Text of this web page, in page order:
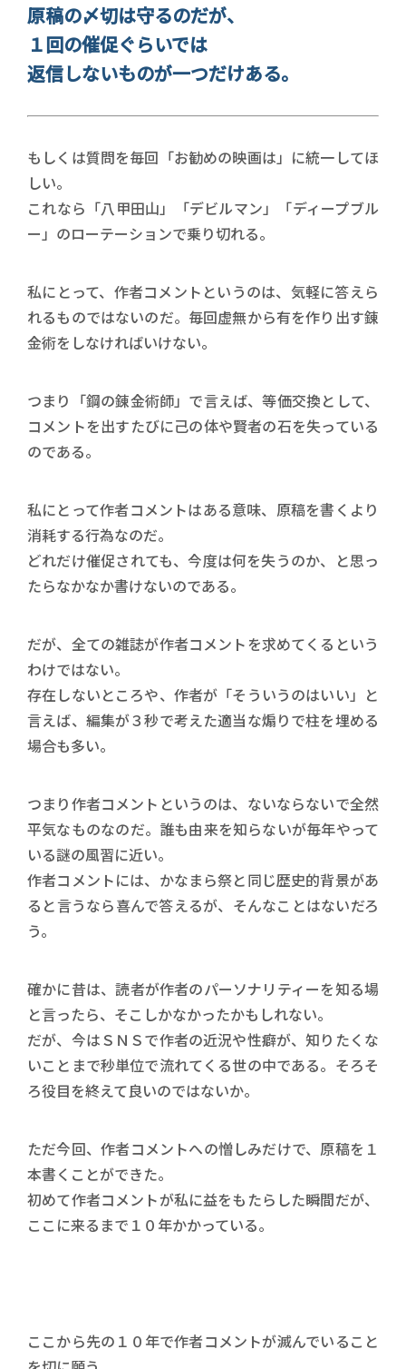
原稿の〆切は守るのだが、
１回の催促ぐらいでは
返信しないものが一つだけある。
もしくは質問を毎回「お勧めの映画は」に統一してほ
しい。
これなら「八甲田山」「デビルマン」「ディープブル
ー」のローテーションで乗り切れる。
私にとって、作者コメントというのは、気軽に答えら
れるものではないのだ。毎回虚無から有を作り出す錬
金術をしなければいけない。
つまり「鋼の錬金術師」で言えば、等価交換として、
コメントを出すたびに己の体や賢者の石を失っている
のである。
私にとって作者コメントはある意味、原稿を書くより
消耗する行為なのだ。
どれだけ催促されても、今度は何を失うのか、と思っ
たらなかなか書けないのである。
だが、全ての雑誌が作者コメントを求めてくるという
わけではない。
存在しないところや、作者が「そういうのはいい」と
言えば、編集が３秒で考えた適当な煽りで柱を埋める
場合も多い。
つまり作者コメントというのは、ないならないで全然
平気なものなのだ。誰も由来を知らないが毎年やって
いる謎の風習に近い。
作者コメントには、かなまら祭と同じ歴史的背景があ
ると言うなら喜んで答えるが、そんなことはないだろ
う。
確かに昔は、読者が作者のパーソナリティーを知る場
と言ったら、そこしかなかったかもしれない。
だが、今はＳＮＳで作者の近況や性癖が、知りたくな
いことまで秒単位で流れてくる世の中である。そろそ
ろ役目を終えて良いのではないか。
ただ今回、作者コメントへの憎しみだけで、原稿を１
本書くことができた。
初めて作者コメントが私に益をもたらした瞬間だが、
ここに来るまで１０年かかっている。
ここから先の１０年で作者コメントが滅んでいること